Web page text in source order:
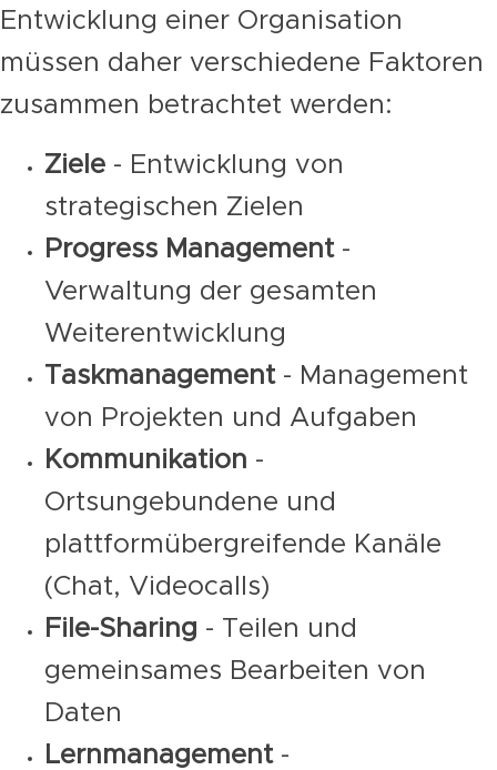
Entwicklung einer Organisation
müssen daher verschiedene Faktoren
zusammen betrachtet werden:
Ziele - Entwicklung von
strategischen Zielen
Progress Management-
Verwaltung der gesamten
Weiterentwicklung
Taskmanagement- Management
von Projekten und Aufgaben
Kommunikation -
Ortsungebundene und
plattformübergreifende Kanäle
(Chat, Videocalls)
File-Sharing - Teilen und
gemeinsames Bearbeiten von
Daten
Lernmanagement-